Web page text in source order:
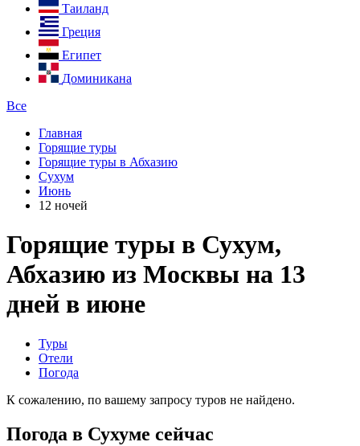
Таиланд
Греция
Египет
Доминикана
Все
Главная
Горящие туры
Горящие туры в Абхазию
Сухум
Июнь
12 ночей
Горящие туры в Сухум,
Абхазию из Москвы на 13
дней в июне
Туры
Отели
Погода
К сожалению, по вашему запросу туров не найдено.
Погода в Сухуме сейчас